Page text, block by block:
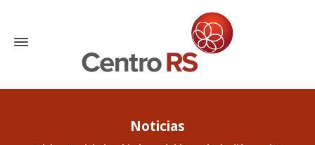
Noticias